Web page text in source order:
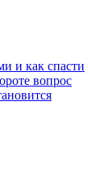
и как спасти
вопрос